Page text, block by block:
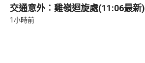
交通意外︰雞嶺迴旋處(11:06最新)
1小時前